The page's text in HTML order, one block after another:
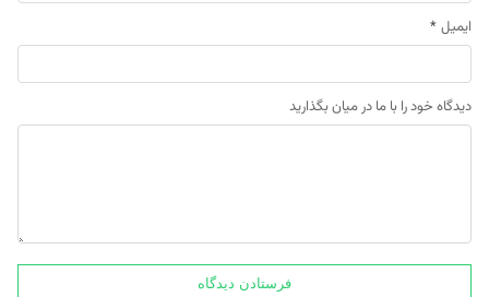
ایمیل *
دیدگاه خود را با ما در میان بگذارید